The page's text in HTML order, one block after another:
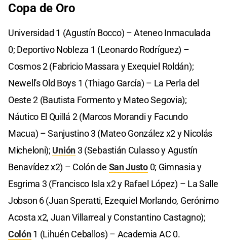
Copa de Oro
Universidad 1 (Agustín Bocco) – Ateneo Inmaculada
0; Deportivo Nobleza 1 (Leonardo Rodríguez) –
Cosmos 2 (Fabricio Massara y Exequiel Roldán);
Newell's Old Boys 1 (Thiago García) – La Perla del
Oeste 2 (Bautista Formento y Mateo Segovia);
Náutico El Quillá 2 (Marcos Morandi y Facundo
Macua) – Sanjustino 3 (Mateo González x2 y Nicolás
Micheloni); Unión3 (Sebastián Culasso y Agustín
Benavídez x2) – Colón de San Justo0; Gimnasia y
Esgrima 3 (Francisco Isla x2 y Rafael López) – La Salle
Jobson 6 (Juan Speratti, Ezequiel Morlando, Gerónimo
Acosta x2, Juan Villarreal y Constantino Castagno);
Colón1 (Lihuén Ceballos) – Academia AC 0.